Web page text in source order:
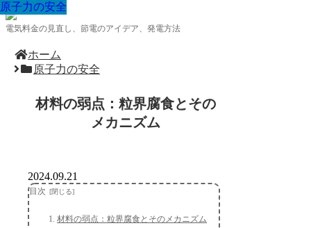
電気料金の見直し、節電のアイデア、発電方法
ホーム
原子力の安全
材料の弱点：粒界腐食とその
メカニズム
原子力の安全
2024.09.21
目次
材料の弱点：粒界腐食とそのメカニズム
原子力の安全
原子力の安全
原子力の安全
原子力の安全
原子力の安全
原子力の安全
原子力の安全
原子力の安全